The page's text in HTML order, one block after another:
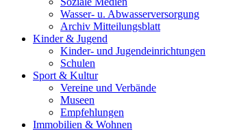
Wasser- u. Abwasserversorgung
Archiv Mitteilungsblatt
Kinder & Jugend
Kinder- und Jugendeinrichtungen
Schulen
Sport & Kultur
Vereine und Verbände
Museen
Empfehlungen
Immobilien & Wohnen